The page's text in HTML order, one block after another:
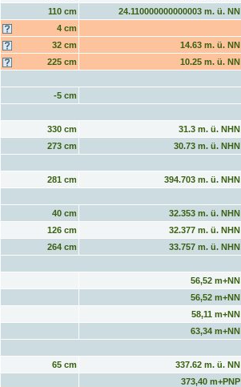
110 cm
24.110000000000003 m. ü. NN
4 cm
32 cm
14.63 m. ü. NN
225 cm
10.25 m. ü. NN
-5 cm
330 cm
31.3 m. ü. NHN
273 cm
30.73 m. ü. NHN
281 cm
394.703 m. ü. NHN
40 cm
32.353 m. ü. NHN
126 cm
32.377 m. ü. NHN
264 cm
33.757 m. ü. NHN
56,52 m+NN
56,52 m+NN
58,11 m+NN
63,34 m+NN
65 cm
337.62 m. ü. NN
373,40 m+PNP